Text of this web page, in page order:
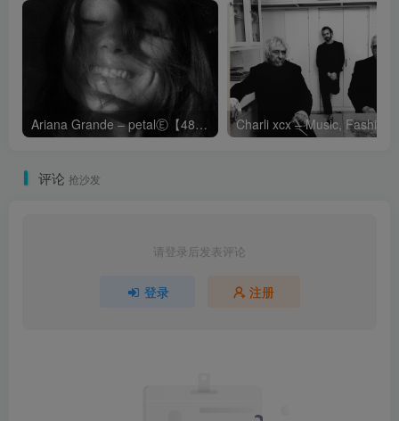
Ariana Grande – petalⒺ【48kHz／24bit】英国区
评论 抢沙发
请登录后发表评论
登录 注册